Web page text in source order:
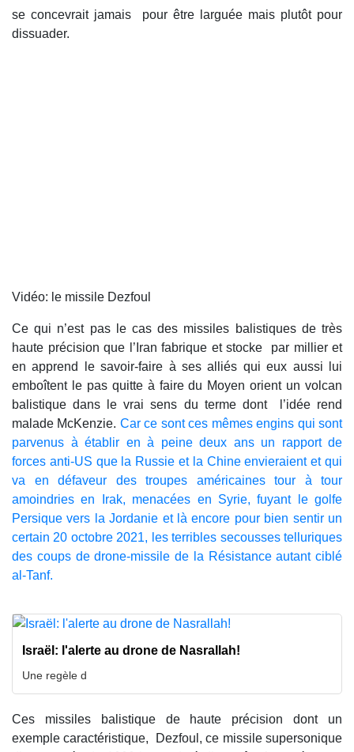
se concevrait jamais pour être larguée mais plutôt pour
dissuader.
Vidéo: le missile Dezfoul
Ce qui n’est pas le cas des missiles balistiques de très
haute précision que l’Iran fabrique et stocke par millier et
en apprend le savoir-faire à ses alliés qui eux aussi lui
emboîtent le pas quitte à faire du Moyen orient un volcan
balistique dans le vrai sens du terme dont l’idée rend
malade McKenzie. Car ce sont ces mêmes engins qui sont
parvenus à établir en à peine deux ans un rapport de
forces anti-US que la Russie et la Chine envieraient et qui
va en défaveur des troupes américaines tour à tour
amoindries en Irak, menacées en Syrie, fuyant le golfe
Persique vers la Jordanie et là encore pour bien sentir un
certain 20 octobre 2021, les terribles secousses telluriques
des coups de drone-missile de la Résistance autant ciblé
al-Tanf.
Israël: l'alerte au drone de Nasrallah!
Une regèle d
Ces missiles balistique de haute précision dont un
exemple caractéristique, Dezfoul, ce missile supersonique